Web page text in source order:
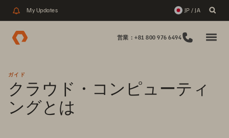
My Updates JP / JA
営業：+81 800 976 6494
ガイド
クラウド・コンピューティ
ングとは